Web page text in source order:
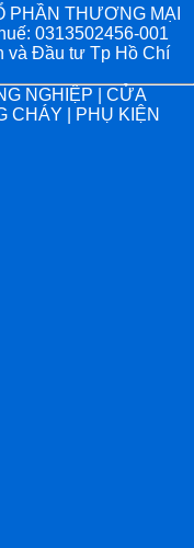
PHẦN THƯƠNG MẠI
0313502456-001
và Đầu tư Tp Hồ Chí
NGHIỆP | CỬA
CHÁY | PHỤ KIỆN